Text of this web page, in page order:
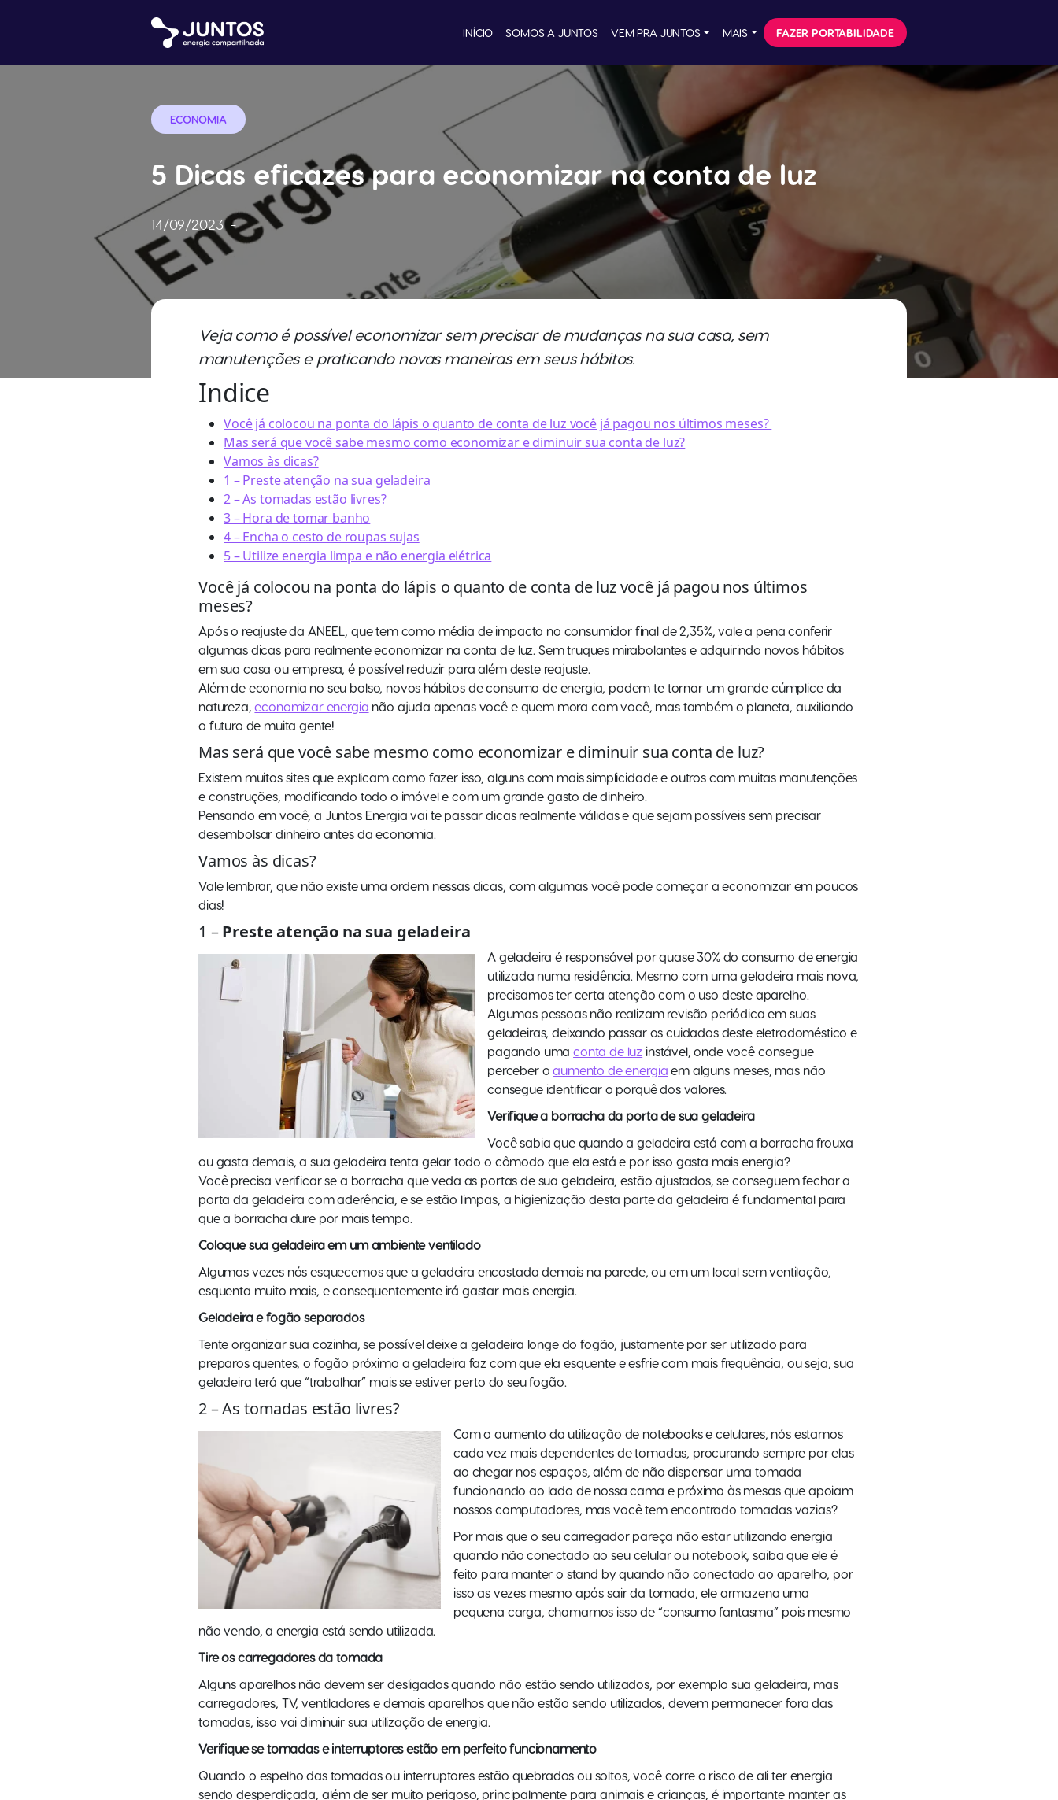
INÍCIO SOMOS A JUNTOS VEM PRA JUNTOS MAIS FAZER PORTABILIDADE
ECONOMIA
5 Dicas eficazes para economizar na conta de luz
14/09/2023-
Veja como é possível economizar sem precisar de mudanças na sua casa, sem
manutenções e praticando novas maneiras em seus hábitos.
Indice
Você já colocou na ponta do lápis o quanto de conta de luz você já pagou nos últimos meses?
Mas será que você sabe mesmo como economizar e diminuir sua conta de luz?
Vamos às dicas?
1 – Preste atenção na sua geladeira
2 – As tomadas estão livres?
3 – Hora de tomar banho
4 – Encha o cesto de roupas sujas
5 – Utilize energia limpa e não energia elétrica
Você já colocou na ponta do lápis o quanto de conta de luz você já pagou nos últimos
meses?
Após o reajuste da ANEEL, que tem como média de impacto no consumidor final de 2,35%, vale a pena conferir
algumas dicas para realmente economizar na conta de luz. Sem truques mirabolantes e adquirindo novos hábitos
em sua casa ou empresa, é possível reduzir para além deste reajuste.
Além de economia no seu bolso, novos hábitos de consumo de energia, podem te tornar um grande cúmplice da
natureza,economizar energia não ajuda apenas você e quem mora com você, mas também o planeta, auxiliando
o futuro de muita gente!
Mas será que você sabe mesmo como economizar e diminuir sua conta de luz?
Existem muitos sites que explicam como fazer isso, alguns com mais simplicidade e outros com muitas manutenções
e construções, modificando todo o imóvel e com um grande gasto de dinheiro.
Pensando em você, a Juntos Energia vai te passar dicas realmente válidas e que sejam possíveis sem precisar
desembolsar dinheiro antes da economia.
Vamos às dicas?
Vale lembrar, que não existe uma ordem nessas dicas, com algumas você pode começar a economizar em poucos
dias!
1 –Preste atenção na sua geladeira
A geladeira é responsável por quase 30% do consumo de energia
utilizada numa residência. Mesmo com uma geladeira mais nova,
precisamos ter certa atenção com o uso deste aparelho.
Algumas pessoas não realizam revisão periódica em suas
geladeiras, deixando passar os cuidados deste eletrodoméstico e
pagando umaconta de luz instável, onde você consegue
perceber oaumento de energia em alguns meses, mas não
consegue identificar o porquê dos valores.
Verifique a borracha da porta de sua geladeira
Você sabia que quando a geladeira está com a borracha frouxa
ou gasta demais, a sua geladeira tenta gelar todo o cômodo que ela está e por isso gasta mais energia?
Você precisa verificar se a borracha que veda as portas de sua geladeira, estão ajustados, se conseguem fechar a
porta da geladeira com aderência, e se estão limpas, a higienização desta parte da geladeira é fundamental para
que a borracha dure por mais tempo.
Coloque sua geladeira em um ambiente ventilado
Algumas vezes nós esquecemos que a geladeira encostada demais na parede, ou em um local sem ventilação,
esquenta muito mais, e consequentemente irá gastar mais energia.
Geladeira e fogão separados
Tente organizar sua cozinha, se possível deixe a geladeira longe do fogão, justamente por ser utilizado para
preparos quentes, o fogão próximo a geladeira faz com que ela esquente e esfrie com mais frequência, ou seja, sua
geladeira terá que “trabalhar” mais se estiver perto do seu fogão.
2 – As tomadas estão livres?
Com o aumento da utilização de notebooks e celulares, nós estamos
cada vez mais dependentes de tomadas, procurando sempre por elas
ao chegar nos espaços, além de não dispensar uma tomada
funcionando ao lado de nossa cama e próximo às mesas que apoiam
nossos computadores, mas você tem encontrado tomadas vazias?
Por mais que o seu carregador pareça não estar utilizando energia
quando não conectado ao seu celular ou notebook, saiba que ele é
feito para manter o stand by quando não conectado ao aparelho, por
isso as vezes mesmo após sair da tomada, ele armazena uma
pequena carga, chamamos isso de “consumo fantasma” pois mesmo
não vendo, a energia está sendo utilizada.
Tire os carregadores da tomada
Alguns aparelhos não devem ser desligados quando não estão sendo utilizados, por exemplo sua geladeira, mas
carregadores, TV, ventiladores e demais aparelhos que não estão sendo utilizados, devem permanecer fora das
tomadas, isso vai diminuir sua utilização de energia.
Verifique se tomadas e interruptores estão em perfeito funcionamento
Quando o espelho das tomadas ou interruptores estão quebrados ou soltos, você corre o risco de ali ter energia
sendo desperdiçada, além de ser muito perigoso, principalmente para animais e crianças, é importante manter as